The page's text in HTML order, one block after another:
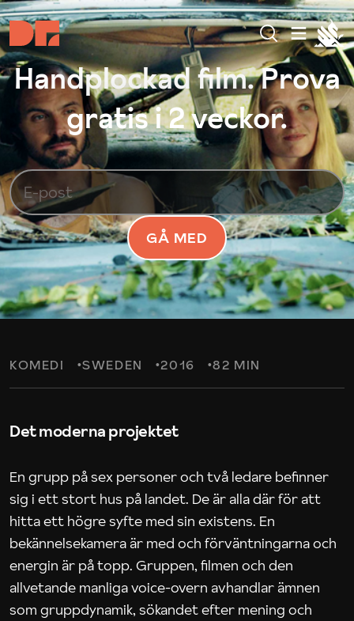
Handplockad film. Prova
gratis i 2 veckor.
GÅ MED
KOMEDI SWEDEN 2016 82 MIN
Det moderna projektet
En grupp på sex personer och två ledare befinner
sig i ett stort hus på landet. De är alla där för att
hitta ett högre syfte med sin existens. En
bekännelsekamera är med och förväntningarna och
energin är på topp. Gruppen, filmen och den
allvetande manliga voice-overn avhandlar ämnen
som gruppdynamik, sökandet efter mening och